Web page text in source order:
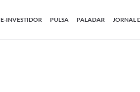
E-INVESTIDOR PULSA PALADAR JORNAL